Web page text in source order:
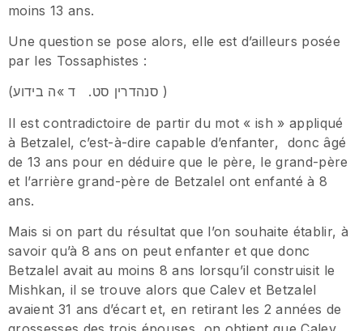
moins 13 ans.
Une question se pose alors, elle est d’ailleurs posée
par les Tossaphistes :
(סנהדרין סט. ד »ה בידוע )
Il est contradictoire de partir du mot « ish » appliqué
à Betzalel, c’est-à-dire capable d’enfanter, donc âgé
de 13 ans pour en déduire que le père, le grand-père
et l’arrière grand-père de Betzalel ont enfanté à 8
ans.
Mais si on part du résultat que l’on souhaite établir, à
savoir qu’à 8 ans on peut enfanter et que donc
Betzalel avait au moins 8 ans lorsqu’il construisit le
Mishkan, il se trouve alors que Calev et Betzalel
avaient 31 ans d’écart et, en retirant les 2 années de